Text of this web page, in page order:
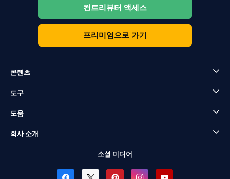
컨트리뷰터 액세스
프리미엄으로 가기
콘텐츠
도구
도움
회사 소개
소셜 미디어